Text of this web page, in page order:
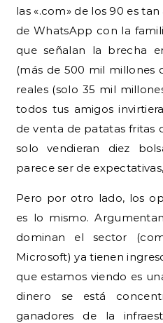
las «.com» de los 90 es
de WhatsApp con la
que señalan la brecha
(más de 500 mil millones
reales (solo 35 mil
todos tus amigos
de venta de patatas fritas
solo vendieran diez
parece ser de
Pero por otro lado, los
es lo mismo.
dominan el sector
Microsoft) ya tienen
que estamos viendo es
dinero se está
ganadores de la